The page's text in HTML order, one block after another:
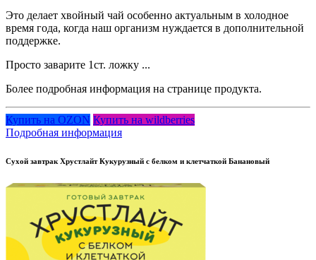
Это делает хвойный чай особенно актуальным в холодное
время года, когда наш организм нуждается в дополнительной
поддержке.
Просто заварите 1ст. ложку ...
Более подробная информация на странице продукта.
Купить на OZON Купить на wildberries
Подробная информация
Сухой завтрак Хрустлайт Кукурузный с белком и клетчаткой Банановый